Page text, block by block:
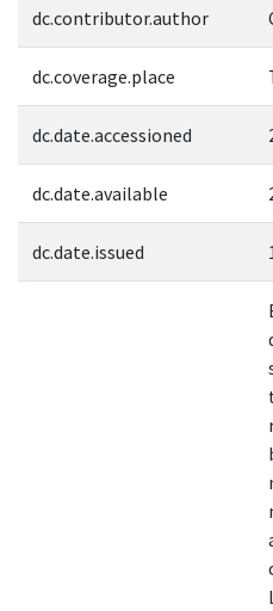
dc.contributor.author
dc.coverage.place
dc.date.accessioned
dc.date.available
dc.date.issued